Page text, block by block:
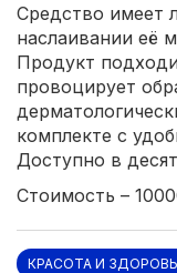
Средство имеет
наслаивании её
Продукт
провоцирует
комплекте с
Доступно в
Стоимость –
КРАСОТА И